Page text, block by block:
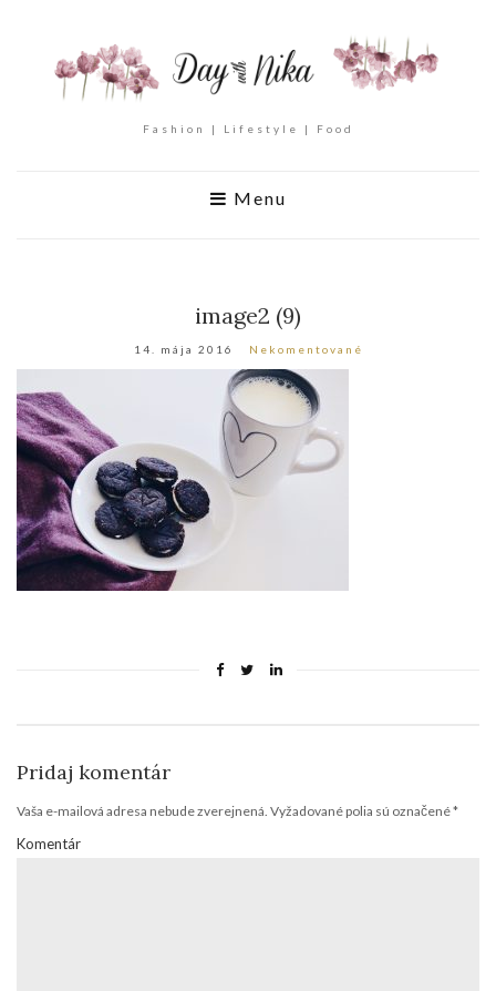
Fashion | Lifestyle | Food
Menu
image2 (9)
14. mája 2016 Nekomentované
Pridaj komentár
Vaša e-mailová adresa nebude zverejnená. Vyžadované polia sú označené*
Komentár